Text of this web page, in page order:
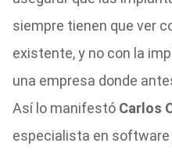
siempre tienen que ver
existente, y no con la
una empresa donde
Así lo manifestó Carlos
especialista en